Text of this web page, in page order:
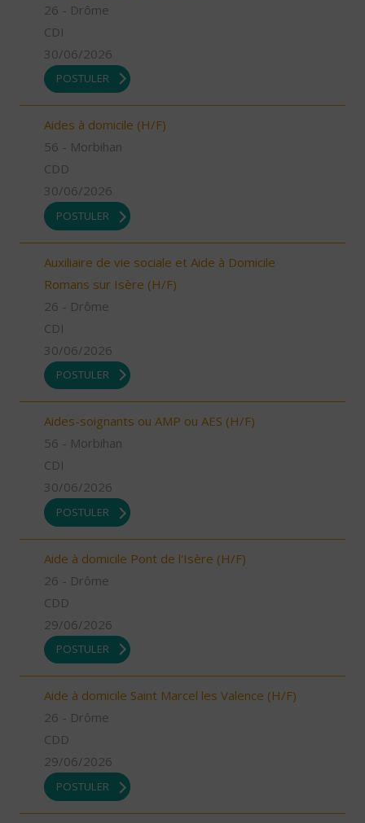
26 - Drôme
CDI
30/06/2026
POSTULER
Aides à domicile (H/F)
56 - Morbihan
CDD
30/06/2026
POSTULER
Auxiliaire de vie sociale et Aide à Domicile
Romans sur Isère (H/F)
26 - Drôme
CDI
30/06/2026
POSTULER
Aides-soignants ou AMP ou AES (H/F)
56 - Morbihan
CDI
30/06/2026
POSTULER
Aide à domicile Pont de l'Isère (H/F)
26 - Drôme
CDD
29/06/2026
POSTULER
Aide à domicile Saint Marcel les Valence (H/F)
26 - Drôme
CDD
29/06/2026
POSTULER